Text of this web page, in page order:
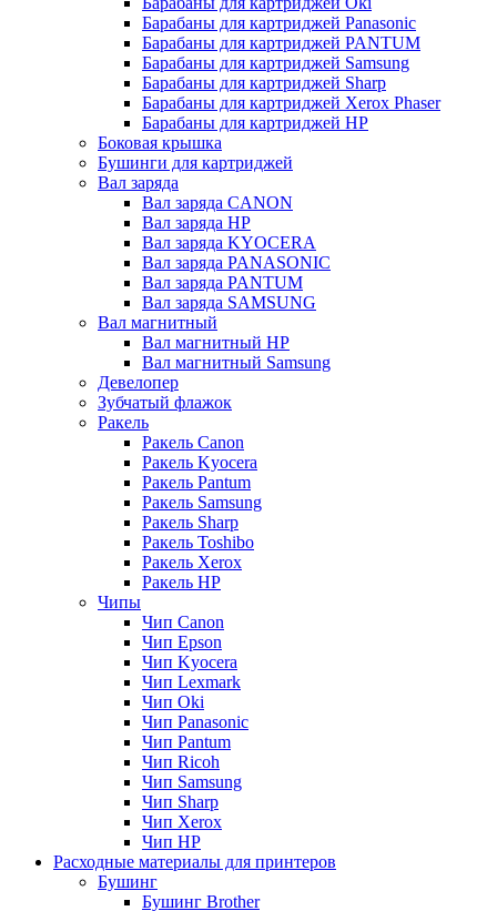
Барабаны для картриджей Panasonic
Барабаны для картриджей PANTUM
Барабаны для картриджей Samsung
Барабаны для картриджей Sharp
Барабаны для картриджей Xerox Phaser
Барабаны для картриджей НР
Боковая крышка
Бушинги для картриджей
Вал заряда
Вал заряда CANON
Вал заряда HP
Вал заряда KYOCERA
Вал заряда PANASONIC
Вал заряда PANTUM
Вал заряда SAMSUNG
Вал магнитный
Вал магнитный HP
Вал магнитный Samsung
Девелопер
Зубчатый флажок
Ракель
Ракель Canon
Ракель Kyocera
Ракель Pantum
Ракель Samsung
Ракель Sharp
Ракель Toshibo
Ракель Xerox
Ракель НР
Чипы
Чип Canon
Чип Epson
Чип Kyocera
Чип Lexmark
Чип Oki
Чип Panasonic
Чип Pantum
Чип Ricoh
Чип Samsung
Чип Sharp
Чип Xerox
Чип НР
Расходные материалы для принтеров
Бушинг
Бушинг Brother